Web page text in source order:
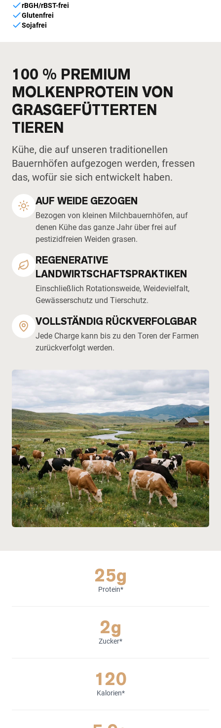
rBGH/rBST-frei
Glutenfrei
Sojafrei
100 % PREMIUM
MOLKENPROTEIN VON
GRASGEFÜTTERTEN
TIEREN
Kühe, die auf unseren traditionellen
Bauernhöfen aufgezogen werden, fressen
das, wofür sie sich entwickelt haben.
AUF WEIDE GEZOGEN
Bezogen von kleinen Milchbauernhöfen, auf
denen Kühe das ganze Jahr über frei auf
pestizidfreien Weiden grasen.
REGENERATIVE
LANDWIRTSCHAFTSPRAKTIKEN
Einschließlich Rotationsweide, Weidevielfalt,
Gewässerschutz und Tierschutz.
VOLLSTÄNDIG RÜCKVERFOLGBAR
Jede Charge kann bis zu den Toren der Farmen
zurückverfolgt werden.
25g
Protein*
2g
Zucker*
120
Kalorien*